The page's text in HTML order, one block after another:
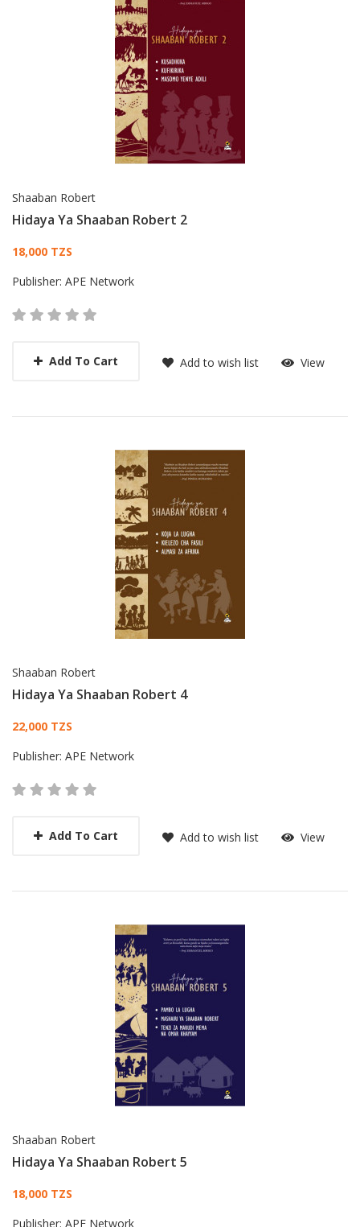
Shaaban Robert
Hidaya Ya Shaaban Robert 2
Card List Article
18,000 TZS
Publisher: APE Network
Add To Cart Add to wish list View
Shaaban Robert
Hidaya Ya Shaaban Robert 4
Card List Article
22,000 TZS
Publisher: APE Network
Add To Cart Add to wish list View
Shaaban Robert
Hidaya Ya Shaaban Robert 5
Card List Article
18,000 TZS
Publisher: APE Network